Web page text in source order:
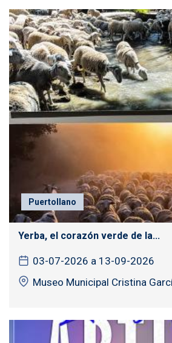
Puertollano
Yerba, el corazón verde de la...
03-07-2026 a 13-09-2026
Museo Municipal Cristina